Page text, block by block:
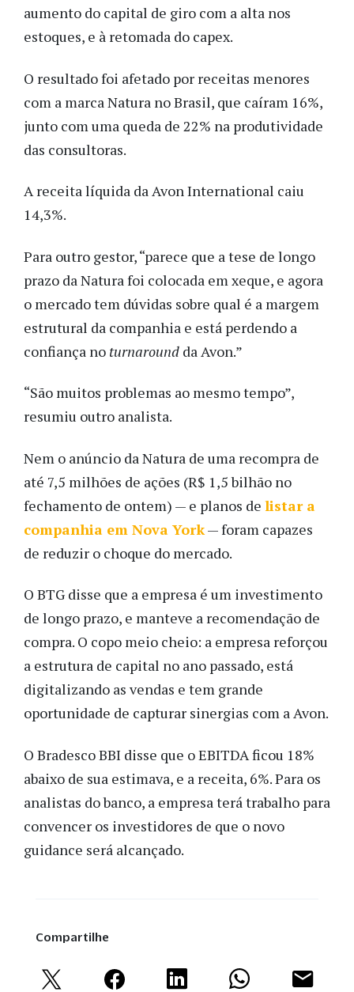
aumento do capital de giro com a alta nos
estoques, e à retomada do capex.
O resultado foi afetado por receitas menores
com a marca Natura no Brasil, que caíram 16%,
junto com uma queda de 22% na produtividade
das consultoras.
A receita líquida da Avon International caiu
14,3%.
Para outro gestor, “parece que a tese de longo
prazo da Natura foi colocada em xeque, e agora
o mercado tem dúvidas sobre qual é a margem
estrutural da companhia e está perdendo a
confiança no turnaround da Avon.”
“São muitos problemas ao mesmo tempo”,
resumiu outro analista.
Nem o anúncio da Natura de uma recompra de
até 7,5 milhões de ações (R$ 1,5 bilhão no
fechamento de ontem) — e planos de listar a
companhia em Nova York— foram capazes
de reduzir o choque do mercado.
O BTG disse que a empresa é um investimento
de longo prazo, e manteve a recomendação de
compra. O copo meio cheio: a empresa reforçou
a estrutura de capital no ano passado, está
digitalizando as vendas e tem grande
oportunidade de capturar sinergias com a Avon.
O Bradesco BBI disse que o EBITDA ficou 18%
abaixo de sua estimava, e a receita, 6%. Para os
analistas do banco, a empresa terá trabalho para
convencer os investidores de que o novo
guidance será alcançado.
Compartilhe